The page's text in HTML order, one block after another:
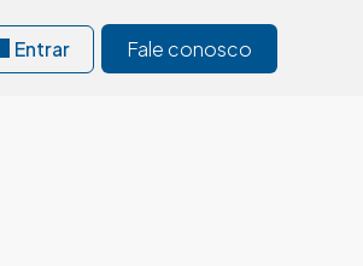
Fale conosco
Entrar